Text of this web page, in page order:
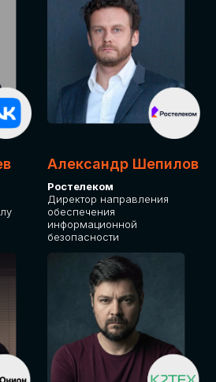
для вас более актуальны?
TECH
Александр Шепилов
Ростелеком
Директор направления
обеспечения
информационной
безопасности